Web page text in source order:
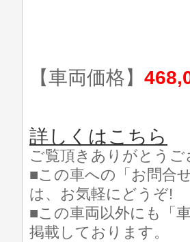
【車両価格】
詳しくはこちら
ご覧頂きありがとうご
■この車への「お問合
は、お気軽にどうぞ!
■この車両以外にも「
掲載しております。